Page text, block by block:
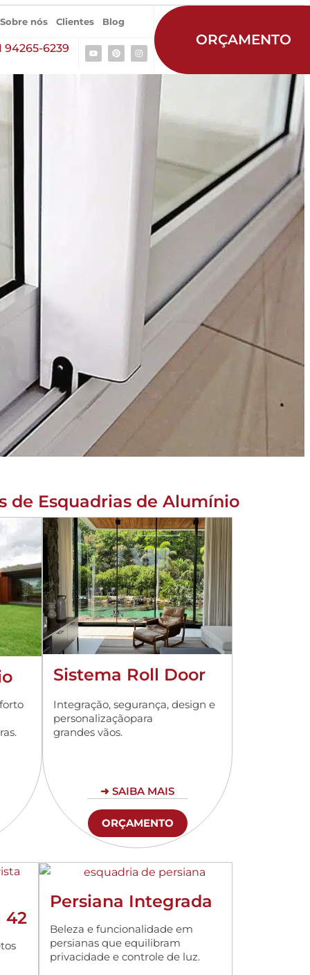
Sobre nós Clientes Blog
94265-6239
ORÇAMENTO
de Esquadrias de Alumínio
Sistema Roll Door
Integração, segurança, design e
personalizaçãopara
grandes vãos.
➜ SAIBA MAIS
ORÇAMENTO
42
Persiana Integrada
Beleza e funcionalidade em
persianas que equilibram
privacidade e controle de luz.